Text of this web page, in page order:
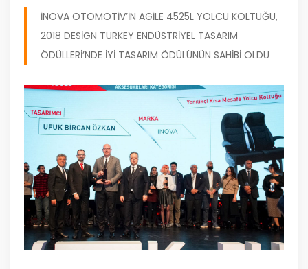
İNOVA OTOMOTIV’IN AGILE 4525L YOLCU KOLTUĞU,
2018 DESIGN TURKEY ENDÜSTRIYEL TASARIM
ÖDÜLLERI’NDE İYI TASARIM ÖDÜLÜNÜN SAHIBI OLDU